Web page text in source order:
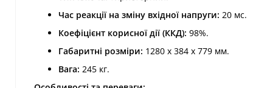
Час реакції на зміну вхідної напруги: 20 мс.
Коефіцієнт корисної дії (ККД): 98%.
Габаритні розміри: 1280 х 384 х 779 мм.
Вага: 245 кг.